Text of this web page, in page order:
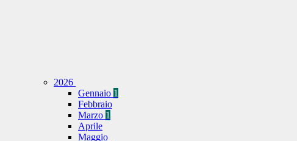
2026
Gennaio 1
Febbraio
Marzo 1
Aprile
Maggio